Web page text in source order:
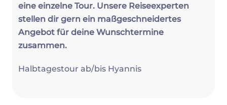
eine einzelne Tour. Unsere Reiseexperten
stellen dir gern ein maßgeschneidertes
Angebot für deine Wunschtermine
zusammen.
Halbtagestour ab/bis Hyannis